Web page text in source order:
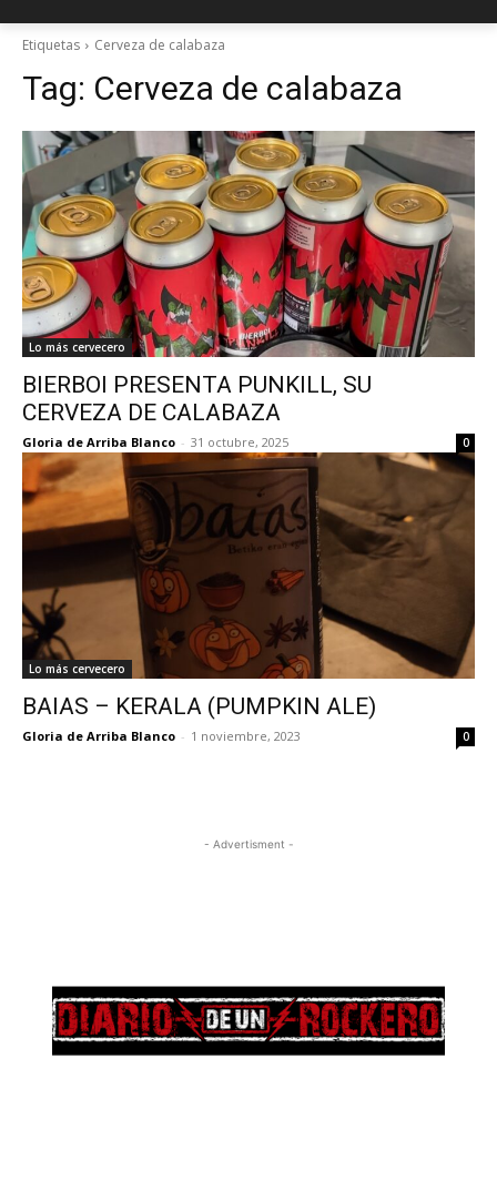
Etiquetas Cerveza de calabaza
Tag: Cerveza de calabaza
Lo más cervecero
BIERBOI PRESENTA PUNKILL, SU
CERVEZA DE CALABAZA
Gloria de Arriba Blanco - 31 octubre, 2025 0
Lo más cervecero
BAIAS – KERALA (PUMPKIN ALE)
Gloria de Arriba Blanco - 1 noviembre, 2023 0
- Advertisment -